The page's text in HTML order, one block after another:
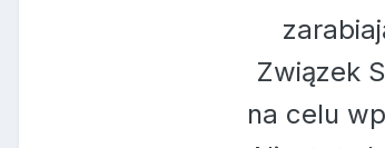
Związek
na celu